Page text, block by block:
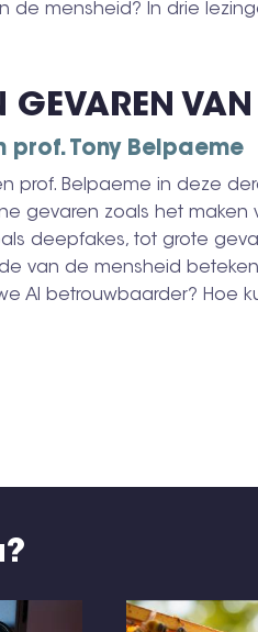
de mensheid? In drie
GEVAREN
prof. Tony Belpaeme
prof. Belpaeme in deze
gevaren zoals het
deepfakes, tot grote
van de mensheid
AI betrouwbaarder? Hoe